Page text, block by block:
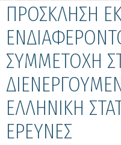
ΠΡΟΣΚΛΗΣΗ
ΣΥΜΜΕΤΟΧΗ
ΕΛΛΗΝΙΚΗ
ΕΡΕΥΝΕΣ